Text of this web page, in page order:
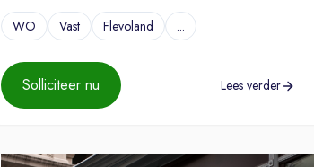
WO Vast Flevoland ...
Solliciteer nu Lees verder